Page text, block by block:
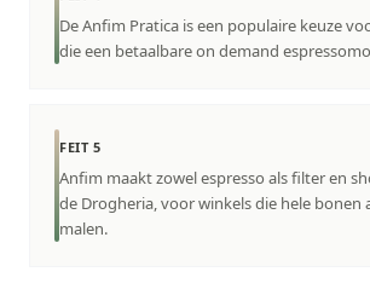
De Anfim Pratica is een populaire keuze
die een betaalbare on demand
FEIT 5
Anfim maakt zowel espresso als filter en
de Drogheria, voor winkels die hele bonen
malen.